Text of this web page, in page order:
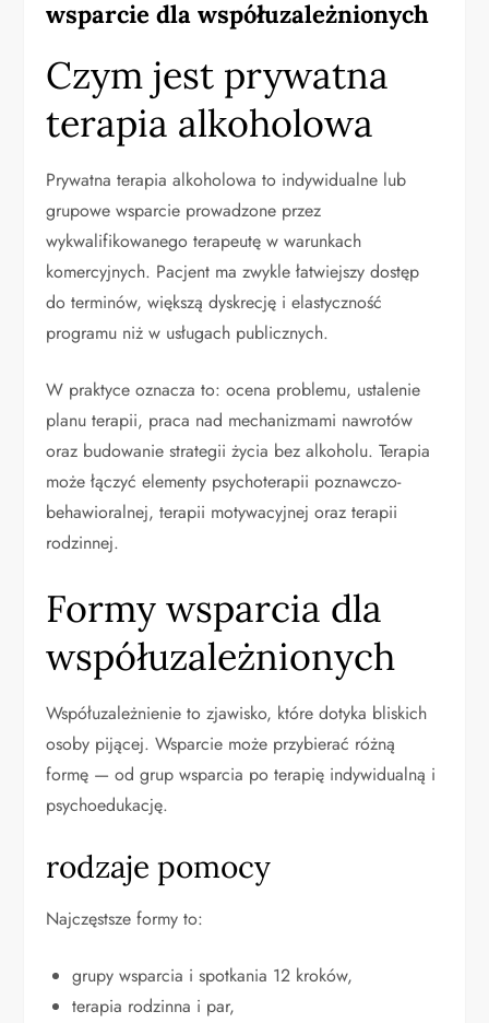
wsparcie dla współuzależnionych
Czym jest prywatna
terapia alkoholowa
Prywatna terapia alkoholowa to indywidualne lub
grupowe wsparcie prowadzone przez
wykwalifikowanego terapeutę w warunkach
komercyjnych. Pacjent ma zwykle łatwiejszy dostęp
do terminów, większą dyskrecję i elastyczność
programu niż w usługach publicznych.
W praktyce oznacza to: ocena problemu, ustalenie
planu terapii, praca nad mechanizmami nawrotów
oraz budowanie strategii życia bez alkoholu. Terapia
może łączyć elementy psychoterapii poznawczo-
behawioralnej, terapii motywacyjnej oraz terapii
rodzinnej.
Formy wsparcia dla
współuzależnionych
Współuzależnienie to zjawisko, które dotyka bliskich
osoby pijącej. Wsparcie może przybierać różną
formę — od grup wsparcia po terapię indywidualną i
psychoedukację.
rodzaje pomocy
Najczęstsze formy to:
grupy wsparcia i spotkania 12 kroków,
terapia rodzinna i par,